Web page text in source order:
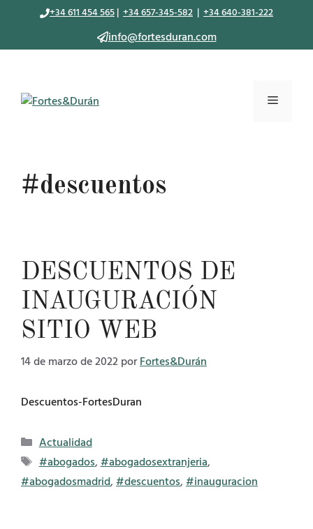
+34 611 454 565 | +34 657-345-582 | +34 640-381-222
info@fortesduran.com
Menú
#descuentos
DESCUENTOS DE
INAUGURACIÓN
SITIO WEB
14 de marzo de 2022 porFortes&Durán
Descuentos-FortesDuran
Categorías
Actualidad
Etiquetas
#abogados, #abogadosextranjeria,
#abogadosmadrid, #descuentos, #inauguracion